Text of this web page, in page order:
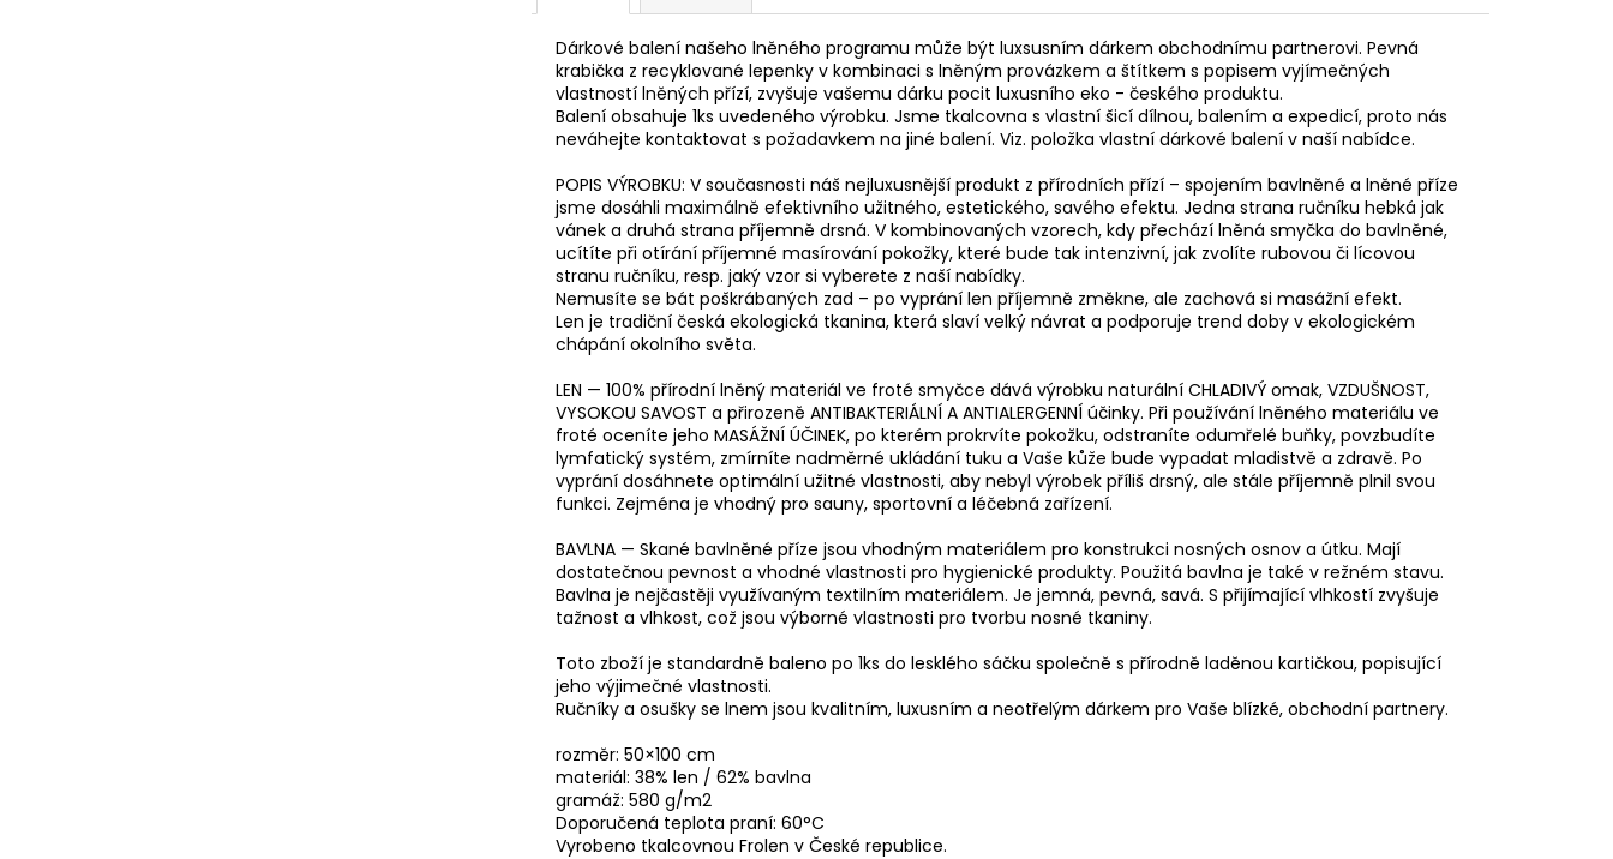
Dárkové balení našeho lněného programu může být luxsusním dárkem obchodnímu partnerovi. Pevná
krabička z recyklované lepenky v kombinaci s lněným provázkem a štítkem s popisem vyjímečných
vlastností lněných přízí, zvyšuje vašemu dárku pocit luxusního eko - českého produktu.
Balení obsahuje 1ks uvedeného výrobku. Jsme tkalcovna s vlastní šicí dílnou, balením a expedicí, proto nás
neváhejte kontaktovat s požadavkem na jiné balení. Viz. položka vlastní dárkové balení v naší nabídce.
POPIS VÝROBKU: V současnosti náš nejluxusnější produkt z přírodních přízí – spojením bavlněné a lněné příze
jsme dosáhli maximálně efektivního užitného, estetického, savého efektu. Jedna strana ručníku hebká jak
vánek a druhá strana příjemně drsná. V kombinovaných vzorech, kdy přechází lněná smyčka do bavlněné,
ucítíte při otírání příjemné masírování pokožky, které bude tak intenzivní, jak zvolíte rubovou či lícovou
stranu ručníku, resp. jaký vzor si vyberete z naší nabídky.
Nemusíte se bát poškrábaných zad – po vyprání len příjemně změkne, ale zachová si masážní efekt.
Len je tradiční česká ekologická tkanina, která slaví velký návrat a podporuje trend doby v ekologickém
chápání okolního světa.
LEN — 100% přírodní lněný materiál ve froté smyčce dává výrobku naturální CHLADIVÝ omak, VZDUŠNOST,
VYSOKOU SAVOST a přirozeně ANTIBAKTERIÁLNÍ A ANTIALERGENNÍ účinky. Při používání lněného materiálu ve
froté oceníte jeho MASÁŽNÍ ÚČINEK, po kterém prokrvíte pokožku, odstraníte odumřelé buňky, povzbudíte
lymfatický systém, zmírníte nadměrné ukládání tuku a Vaše kůže bude vypadat mladistvě a zdravě. Po
vyprání dosáhnete optimální užitné vlastnosti, aby nebyl výrobek příliš drsný, ale stále příjemně plnil svou
funkci. Zejména je vhodný pro sauny, sportovní a léčebná zařízení.
BAVLNA — Skané bavlněné příze jsou vhodným materiálem pro konstrukci nosných osnov a útku. Mají
dostatečnou pevnost a vhodné vlastnosti pro hygienické produkty. Použitá bavlna je také v režném stavu.
Bavlna je nejčastěji využívaným textilním materiálem. Je jemná, pevná, savá. S přijímající vlhkostí zvyšuje
tažnost a vlhkost, což jsou výborné vlastnosti pro tvorbu nosné tkaniny.
Toto zboží je standardně baleno po 1ks do lesklého sáčku společně s přírodně laděnou kartičkou, popisující
jeho výjimečné vlastnosti.
Ručníky a osušky se lnem jsou kvalitním, luxusním a neotřelým dárkem pro Vaše blízké, obchodní partnery.
rozměr: 50×100 cm
materiál: 38% len / 62% bavlna
gramáž: 580 g/m2
Doporučená teplota praní: 60°C
Vyrobeno tkalcovnou Frolen v České republice.